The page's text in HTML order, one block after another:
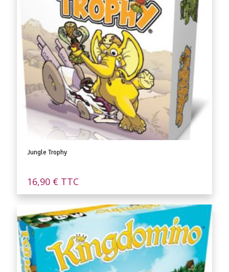
Jungle Trophy
16,90 € TTC